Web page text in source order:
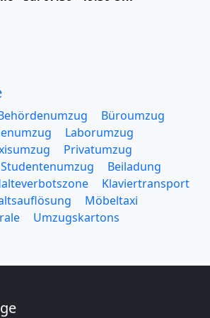
Büroumzug
Laborumzug
Privatumzug
Studentenumzug
Beiladung
Klaviertransport
Möbeltaxi
Umzugskartons